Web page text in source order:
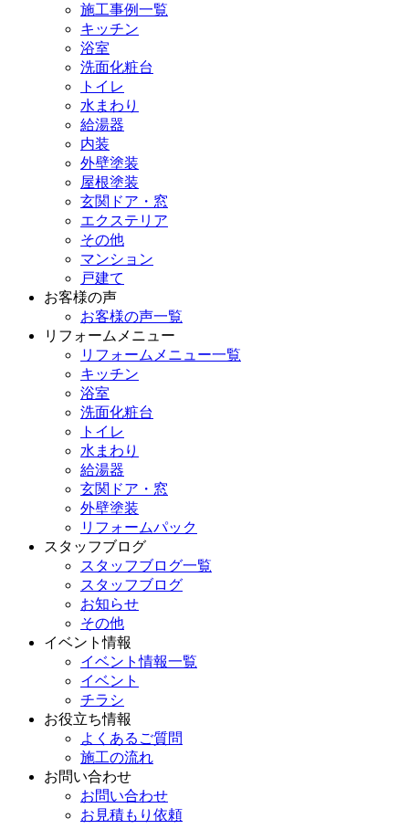
施工事例一覧
キッチン
浴室
洗面化粧台
トイレ
水まわり
給湯器
内装
外壁塗装
屋根塗装
玄関ドア・窓
エクステリア
その他
マンション
戸建て
お客様の声
お客様の声一覧
リフォームメニュー
リフォームメニュー一覧
キッチン
浴室
洗面化粧台
トイレ
水まわり
給湯器
玄関ドア・窓
外壁塗装
リフォームパック
スタッフブログ
スタッフブログ一覧
スタッフブログ
お知らせ
その他
イベント情報
イベント情報一覧
イベント
チラシ
お役立ち情報
よくあるご質問
施工の流れ
お問い合わせ
お問い合わせ
お見積もり依頼